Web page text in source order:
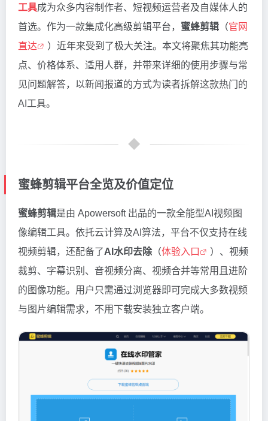
工具成为众多内容制作者、短视频运营者及自媒体人的
首选。作为一款集成化高级剪辑平台， 蜜蜂剪辑 （官网
直达
）近年来受到了极大关注。本文将聚焦其功能亮
点、价格体系、适用人群，并带来详细的使用步骤与常
见问题解答，以新闻报道的方式为读者拆解这款热门的
AI工具。
蜜蜂剪辑平台全览及价值定位
蜜蜂剪辑是由 Apowersoft 出品的一款全能型AI视频图
像编辑工具。依托云计算及AI算法，平台不仅支持在线
视频剪辑，还配备了AI水印去除（体验入口
）、视频
裁剪、字幕识别、音视频分离、视频合并等常用且进阶
的图像功能。用户只需通过浏览器即可完成大多数视频
与图片编辑需求，不用下载安装独立客户端。